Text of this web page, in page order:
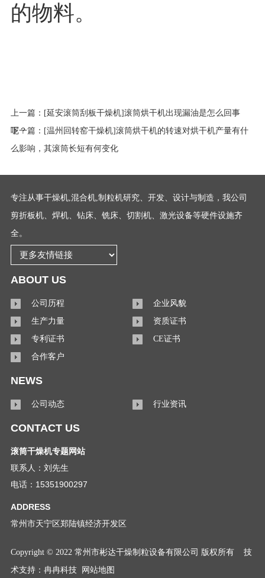
的物料。
上一篇： [延安滚筒刮板干燥机]滚筒烘干机出现漏油是怎么回事
呢？
下一篇： [温州回转窑干燥机]滚筒烘干机的转速对烘干机产量有什
么影响，其滚筒长短有何变化
专注从事干燥机,混合机,制粒机研究、开发、设计与制造，我公司
剪折板机、焊机、钻床、铣床、切割机、激光设备等硬件设施齐
全。
ABOUT US
公司历程
企业风貌
生产力量
资质证书
专利证书
CE证书
合作客户
NEWS
公司动态 行业资讯
CONTACT US
滚筒干燥机专题网站
联系人：刘先生
电话：15351900297
ADDRESS
常州市天宁区郑陆镇经济开发区
Copyright © 2022 常州市彬达干燥制粒设备有限公司 版权所有
技
术支持： 冉冉科技 网站地图